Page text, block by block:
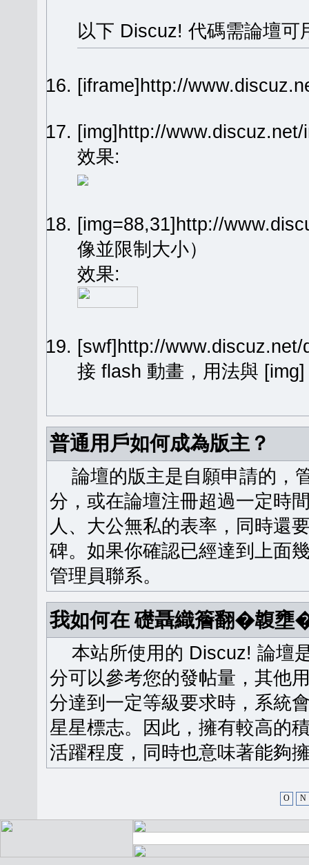
以下 Discuz! 代碼需論壇可
[iframe]http://
[img]http://
效果:
[img=88,31]http://
像並限制大小）
效果:
[swf]http://
接 flash 動畫，用法與
普通用戶如何成為版主？
論壇的版主是自願申請的，
分，或在論壇注冊超過一定時
人、大公無私的表率，同時還
碑。如果你確認已經達到上面
管理員聯系。
我如何在 礎聶織簷翻�䪖壅
本站所使用的 Discuz! 論壇
分可以參考您的發帖量，其他
分達到一定等級要求時，系統
星星標志。因此，擁有較高的
活躍程度，同時也意味著能夠
O N